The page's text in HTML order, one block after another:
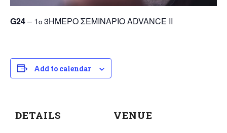
G24– 1ο 3ΗΜΕΡΟ ΣΕΜΙΝΑΡΙΟ ΑDVANCE IΙ
Add to calendar
DETAILS VENUE